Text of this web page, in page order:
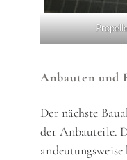
Anbauten und
Der nächste
der Anbauteile.